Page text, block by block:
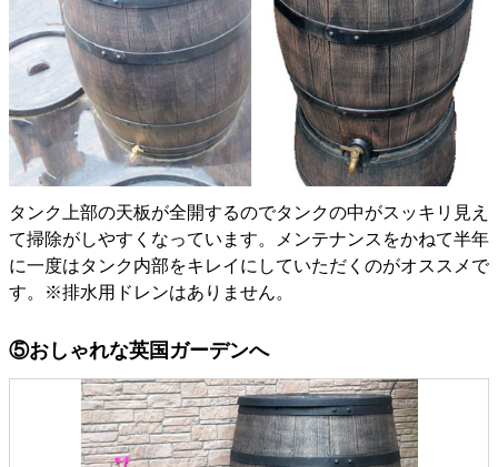
タンク上部の天板が全開するのでタンクの中がスッキリ見え
て掃除がしやすくなっています。メンテナンスをかねて半年
に一度はタンク内部をキレイにしていただくのがオススメで
す。※排水用ドレンはありません。
⑤おしゃれな英国ガーデンへ